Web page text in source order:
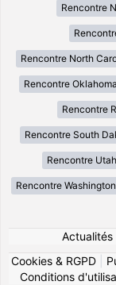
Rencontre
Rencontre North
Rencontre Oklahoma
Rencontre
Rencontre South
Rencontre Utah
Rencontre Washington
Actualités|
Cookies & RGPD
Conditions